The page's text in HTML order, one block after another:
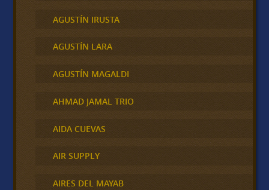
AGUSTÍN IRUSTA
AGUSTÍN LARA
AGUSTÍN MAGALDI
AHMAD JAMAL TRIO
AIDA CUEVAS
AIR SUPPLY
AIRES DEL MAYAB